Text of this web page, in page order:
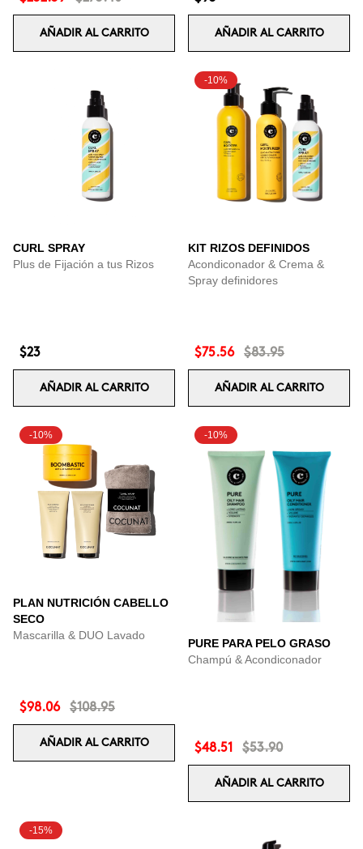
AÑADIR AL CARRITO AÑADIR AL CARRITO
CURL SPRAY
Plus de Fijación a tus Rizos
$23
AÑADIR AL CARRITO
-10%
KIT RIZOS DEFINIDOS
Acondiconador & Crema &
Spray definidores
$75.56 $83.95
AÑADIR AL CARRITO
-10%
PLAN NUTRICIÓN CABELLO
SECO
Mascarilla & DUO Lavado
$98.06 $108.95
AÑADIR AL CARRITO
-10%
PURE PARA PELO GRASO
Champú & Acondiconador
$48.51 $53.90
AÑADIR AL CARRITO
-15%